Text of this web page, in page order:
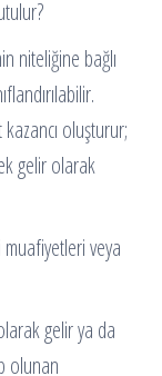
niteliğine bağlı
oluşturur;
gelir olarak
veya
gelir ya da
olunan